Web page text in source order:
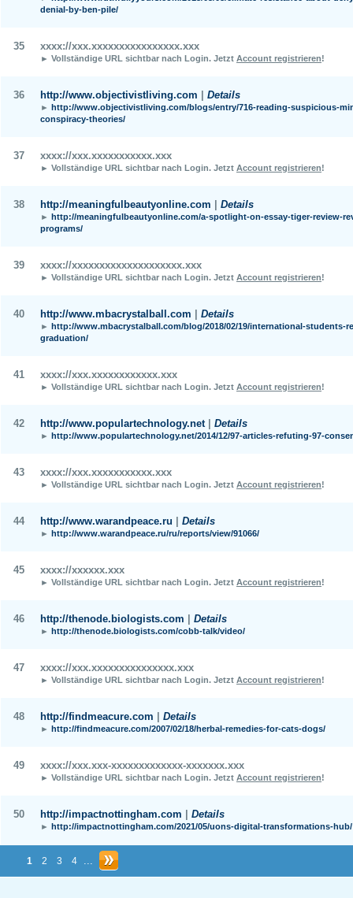
denial-by-ben-pile/
35 xxxx://xxx.xxxxxxxxxxxxxxxx.xxx
► Vollständige URL sichtbar nach Login. Jetzt Account registrieren!
36 http://www.objectivistliving.com Details
► http://www.objectivistliving.com/blogs/entry/716-reading-suspicious-
conspiracy-theories/
37 xxxx://xxx.xxxxxxxxxxx.xxx
► Vollständige URL sichtbar nach Login. Jetzt Account registrieren!
38 http://meaningfulbeautyonline.com Details
► http://meaningfulbeautyonline.com/a-spotlight-on-essay-tiger-review-
programs/
39 xxxx://xxxxxxxxxxxxxxxxxxxx.xxx
► Vollständige URL sichtbar nach Login. Jetzt Account registrieren!
40 http://www.mbacrystalball.com Details
► http://www.mbacrystalball.com/blog/2018/02/19/international-students-
graduation/
41 xxxx://xxx.xxxxxxxxxxxx.xxx
► Vollständige URL sichtbar nach Login. Jetzt Account registrieren!
42 http://www.populartechnology.net Details
► http://www.populartechnology.net/2014/12/97-articles-refuting-97-
43 xxxx://xxx.xxxxxxxxxxx.xxx
► Vollständige URL sichtbar nach Login. Jetzt Account registrieren!
44 http://www.warandpeace.ru Details
► http://www.warandpeace.ru/ru/reports/view/91066/
45 xxxx://xxxxxx.xxx
► Vollständige URL sichtbar nach Login. Jetzt Account registrieren!
46 http://thenode.biologists.com Details
► http://thenode.biologists.com/cobb-talk/video/
47 xxxx://xxx.xxxxxxxxxxxxxxx.xxx
► Vollständige URL sichtbar nach Login. Jetzt Account registrieren!
48 http://findmeacure.com Details
► http://findmeacure.com/2007/02/18/herbal-remedies-for-cats-dogs/
49 xxxx://xxx.xxx-xxxxxxxxxxxxx-xxxxxxx.xxx
► Vollständige URL sichtbar nach Login. Jetzt Account registrieren!
50 http://impactnottingham.com Details
► http://impactnottingham.com/2021/05/uons-digital-transformations-hub/
1 2 3 4